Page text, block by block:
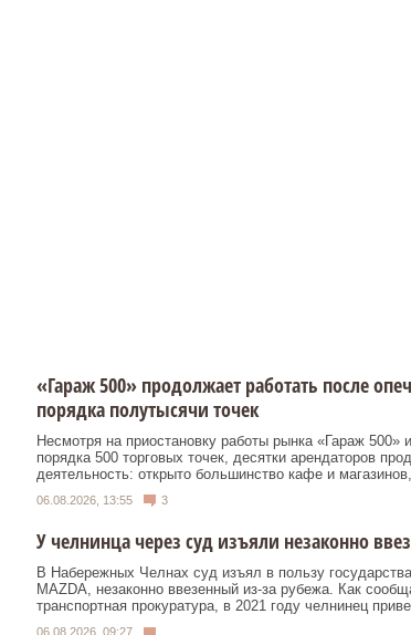
«Гараж 500» продолжает работать после
порядка полутысячи точек
Несмотря на приостановку работы рынка «Гараж 500»
порядка 500 торговых точек, десятки арендаторов
деятельность: открыто большинство кафе и магазинов,
06.08.2026, 13:55 3
У челнинца через суд изъяли незаконно
В Набережных Челнах суд изъял в пользу
MAZDA, незаконно ввезенный из‑за рубежа. Как
транспортная прокуратура, в 2021 году челнинец
06.08.2026, 09:27